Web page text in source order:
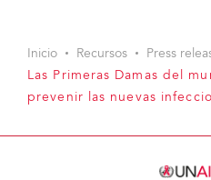
Inicio Recursos
Press
Las Primeras Damas del
prevenir las nuevas